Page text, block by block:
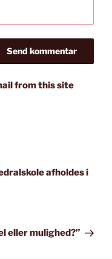
from this site
afholdes i
eller mulighed?”